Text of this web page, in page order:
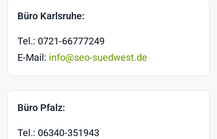
Büro Karlsruhe:
Tel.: 0721-66777249
E-Mail: info@seo-suedwest.de
Büro Pfalz:
Tel.: 06340-351943